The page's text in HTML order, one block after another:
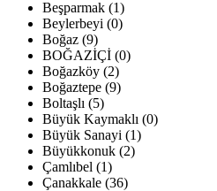
Beşparmak (1)
Beylerbeyi (0)
Boğaz (9)
BOĞAZİÇİ (0)
Boğazköy (2)
Boğaztepe (9)
Boltaşlı (5)
Büyük Kaymaklı (0)
Büyük Sanayi (1)
Büyükkonuk (2)
Çamlıbel (1)
Çanakkale (36)